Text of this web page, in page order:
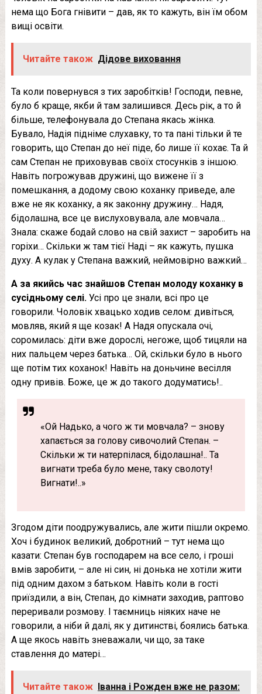
нема що Бога гнівити – дав, як то кажуть, він їм обом
вищі освіти.
Читайте також Дідове виховання
Та коли повернувся з тих заробітків! Господи, певне,
було б краще, якби й там залишився. Десь рік, а то й
більше, телефонувала до Степана якась жінка.
Бувало, Надія підніме слухавку, то та пані тільки й те
говорить, що Степан до неї піде, бо лише її кохає. Та й
сам Степан не приховував своїх стосунків з іншою.
Навіть погрожував дружині, що вижене її з
помешкання, а додому свою коханку приведе, але
вже не як коханку, а як законну дружину… Надя,
бідолашна, все це вислуховувала, але мовчала…
Знала: скаже бодай слово на свій захист – заробить на
горіхи… Скільки ж там тієї Наді – як кажуть, пушка
духу. А кулак у Степана важкий, неймовірно важкий…
А за якийсь час знайшов Степан молоду коханку в
сусідньому селі. Усі про це знали, всі про це
говорили. Чоловік хвацько ходив селом: дивіться,
мовляв, який я ще козак! А Надя опускала очі,
соромилась: діти вже дорослі, негоже, щоб тицяли на
них пальцем через батька… Ой, скільки було в нього
ще потім тих коханок! Навіть на доньчине весілля
одну привів. Боже, це ж до такого додуматись!..
«Ой Надько, а чого ж ти мовчала? – знову
хапається за голову сивочолий Степан. –
Скільки ж ти натерпілася, бідолашна!.. Та
вигнати треба було мене, таку сволоту!
Вигнати!..»
Згодом діти поодружувались, але жити пішли окремо.
Хоч і будинок великий, добротний – тут нема що
казати: Степан був господарем на все село, і гроші
вмів заробити, – але ні син, ні донька не хотіли жити
під одним дахом з батьком. Навіть коли в гості
приїздили, а він, Степан, до кімнати заходив, раптово
переривали розмову. І таємниць ніяких наче не
говорили, а ніби й далі, як у дитинстві, боялись батька.
А ще якось навіть зневажали, чи що, за таке
ставлення до матері…
Читайте також Іванна і Рожден вже не разом: